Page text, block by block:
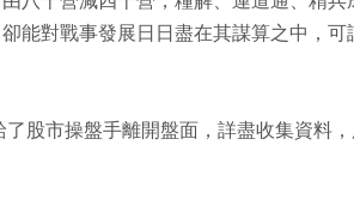
能對戰事發展日日盡在其謀算之中，可
股市操盤手離開盤面，詳盡收集資料